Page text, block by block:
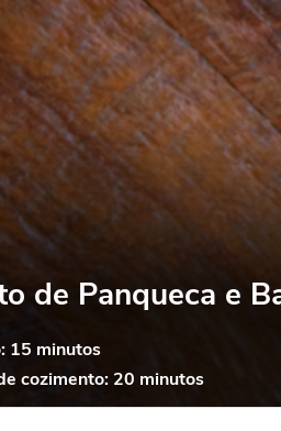
de Panqueca e
15 minutos
cozimento: 20 minutos